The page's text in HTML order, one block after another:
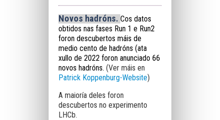
Novos hadróns. Cos datos
obtidos nas fases Run 1 e Run2
foron descubertos máis de
medio cento de hadróns (ata
xullo de 2022 foron anunciado 66
novos hadróns. (Ver máis en
Patrick Koppenburg-Website)
A maioría deles foron
descubertos no experimento
LHCb.